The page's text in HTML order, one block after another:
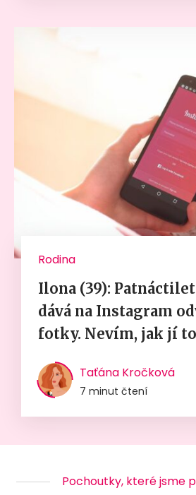
Rodina
Ilona (39):
dává na Instagram
fotky. Nevím, jak jí
Taťána Kročková
7 minut čtení
Pochoutky, které jsme